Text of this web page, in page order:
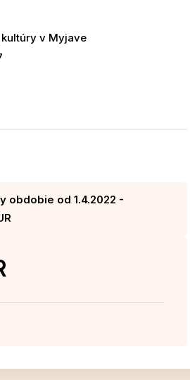
v Myjave
obdobie od 1.4.2022 -